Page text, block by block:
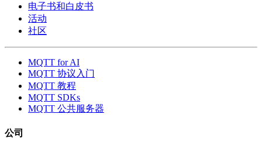
电子书和白皮书
活动
社区
MQTT for AI
MQTT 协议入门
MQTT 教程
MQTT SDKs
MQTT 公共服务器
公司